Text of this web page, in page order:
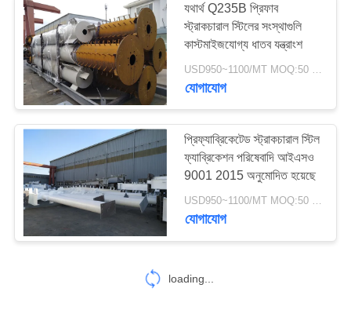
যথার্থ Q235B প্রিফাব
স্ট্রাকচারাল স্টিলের সংস্থাগুলি
কাস্টমাইজযোগ্য ধাতব যন্ত্রাংশ
USD950~1100/MT MOQ:50 এমটি
যোগাযোগ
প্রিফ্যাব্রিকেটেড স্ট্রাকচারাল স্টিল
ফ্যাব্রিকেশন পরিষেবাদি আইএসও
9001 2015 অনুমোদিত হয়েছে
USD950~1100/MT MOQ:50 এমটি
যোগাযোগ
loading...